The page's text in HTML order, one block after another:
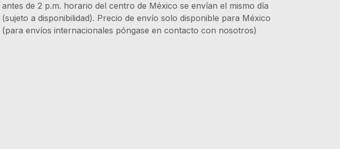
antes de 2 p.m. horario del centro de México se envían el mismo día
(sujeto a disponibilidad). Precio de envío solo disponible para México
(para envíos internacionales póngase en contacto con nosotros)